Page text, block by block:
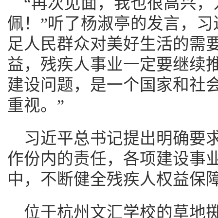
佩！”听了杨淑亭的发言，
足人民群众对美好生活的需
益，残疾人事业一定要继续
建设问题，是一个国家和社
重视。”
习近平总书记提出明确要
作份内的责任，各项建设事
中，不断健全残疾人权益保
位于杭州文汇学校的草地